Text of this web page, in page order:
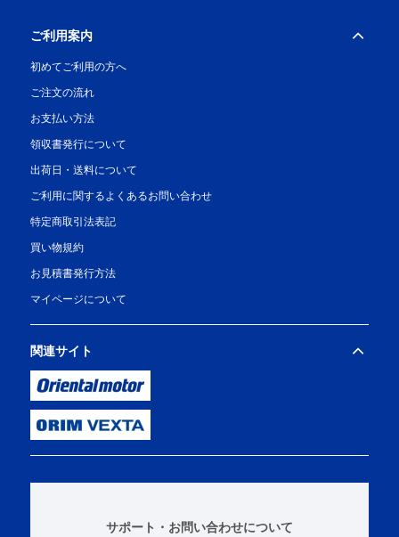
ご利用案内
初めてご利用の方へ
ご注文の流れ
お支払い方法
領収書発行について
出荷日・送料について
ご利用に関するよくあるお問い合わせ
特定商取引法表記
買い物規約
お見積書発行方法
マイページについて
関連サイト
サポート・お問い合わせについて